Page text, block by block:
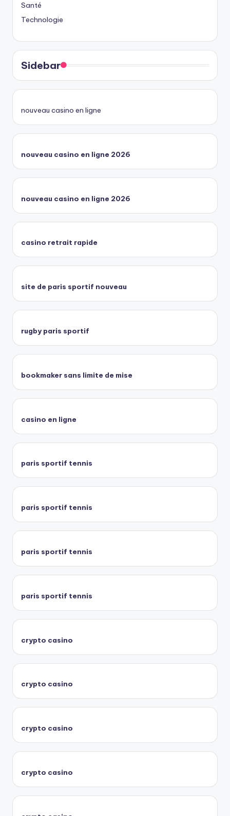
Santé
Technologie
Sidebar
nouveau casino en ligne
nouveau casino en ligne 2026
nouveau casino en ligne 2026
casino retrait rapide
site de paris sportif nouveau
rugby paris sportif
bookmaker sans limite de mise
casino en ligne
paris sportif tennis
paris sportif tennis
paris sportif tennis
paris sportif tennis
crypto casino
crypto casino
crypto casino
crypto casino